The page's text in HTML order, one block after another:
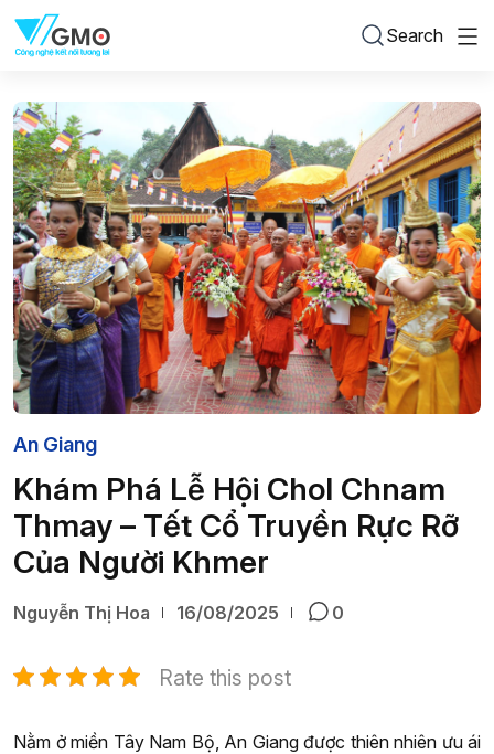
Search
An Giang
Khám Phá Lễ Hội Chol Chnam
Thmay – Tết Cổ Truyền Rực Rỡ
Của Người Khmer
Nguyễn Thị Hoa 16/08/2025 0
Rate this post
Nằm ở miền Tây Nam Bộ, An Giang được thiên nhiên ưu ái